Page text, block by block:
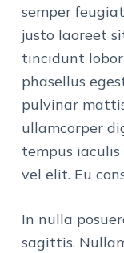
semper
justo laoreet
tincidunt
phasellus
pulvinar
ullamcorper
tempus
vel elit. Eu
In nulla
sagittis.